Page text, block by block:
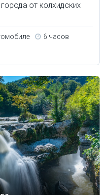
от колхидских
6 часов